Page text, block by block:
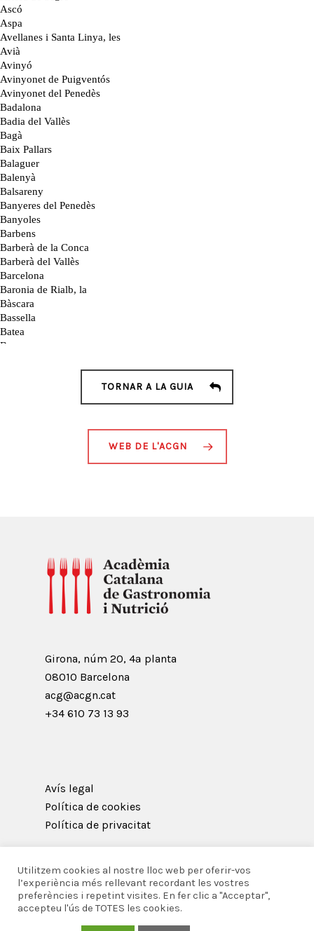
TORNAR A LA GUIA
WEB DE L'ACGN
Girona, núm 20, 4ª planta
08010 Barcelona
acg@acgn.cat
+34 610 73 13 93
Avís legal
Política de cookies
Política de privacitat
© 2026 Acadèmia Catalana de Gastronomia i
Nutrició.
Utilitzem cookies al nostre lloc web per oferir-vos
l’experiència més rellevant recordant les vostres
preferències i repetint visites. En fer clic a "Acceptar",
accepteu l'ús de TOTES les cookies.